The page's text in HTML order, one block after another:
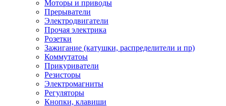
Моторы и приводы
Прерыватели
Электродвигатели
Прочая электрика
Розетки
Зажигание (катушки, распределители и пр)
Коммутатоы
Прикуриватели
Резисторы
Электромагниты
Регуляторы
Кнопки, клавиши